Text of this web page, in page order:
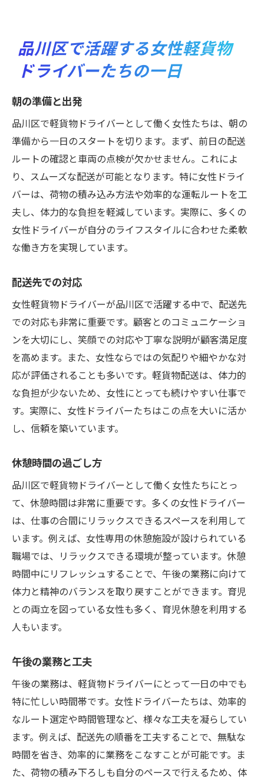
品川区で活躍する女性軽貨物
ドライバーたちの一日
朝の準備と出発
品川区で軽貨物ドライバーとして働く女性たちは、朝の
準備から一日のスタートを切ります。まず、前日の配送
ルートの確認と車両の点検が欠かせません。これによ
り、スムーズな配送が可能となります。特に女性ドライ
バーは、荷物の積み込み方法や効率的な運転ルートを工
夫し、体力的な負担を軽減しています。実際に、多くの
女性ドライバーが自分のライフスタイルに合わせた柔軟
な働き方を実現しています。
配送先での対応
女性軽貨物ドライバーが品川区で活躍する中で、配送先
での対応も非常に重要です。顧客とのコミュニケーショ
ンを大切にし、笑顔での対応や丁寧な説明が顧客満足度
を高めます。また、女性ならではの気配りや細やかな対
応が評価されることも多いです。軽貨物配送は、体力的
な負担が少ないため、女性にとっても続けやすい仕事で
す。実際に、女性ドライバーたちはこの点を大いに活か
し、信頼を築いています。
休憩時間の過ごし方
品川区で軽貨物ドライバーとして働く女性たちにとっ
て、休憩時間は非常に重要です。多くの女性ドライバー
は、仕事の合間にリラックスできるスペースを利用して
います。例えば、女性専用の休憩施設が設けられている
職場では、リラックスできる環境が整っています。休憩
時間中にリフレッシュすることで、午後の業務に向けて
体力と精神のバランスを取り戻すことができます。育児
との両立を図っている女性も多く、育児休憩を利用する
人もいます。
午後の業務と工夫
午後の業務は、軽貨物ドライバーにとって一日の中でも
特に忙しい時間帯です。女性ドライバーたちは、効率的
なルート選定や時間管理など、様々な工夫を凝らしてい
ます。例えば、配送先の順番を工夫することで、無駄な
時間を省き、効率的に業務をこなすことが可能です。ま
た、荷物の積み下ろしも自分のペースで行えるため、体